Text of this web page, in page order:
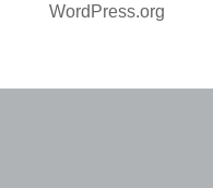
WordPress.org